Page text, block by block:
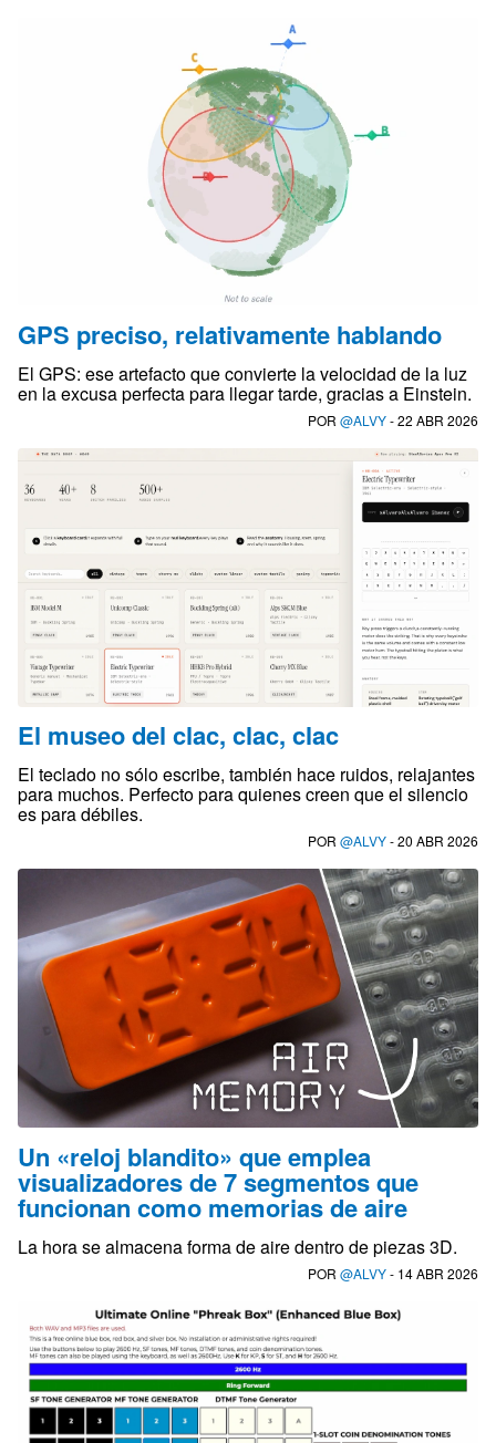
GPS preciso, relativamente hablando
El GPS: ese artefacto que convierte la velocidad de la luz
en la excusa perfecta para llegar tarde, gracias a Einstein.
POR @ALVY- 22 ABR 2026
El museo del clac, clac, clac
El teclado no sólo escribe, también hace ruidos, relajantes
para muchos. Perfecto para quienes creen que el silencio
es para débiles.
POR @ALVY- 20 ABR 2026
Un «reloj blandito» que emplea
visualizadores de 7 segmentos que
funcionan como memorias de aire
La hora se almacena forma de aire dentro de piezas 3D.
POR @ALVY- 14 ABR 2026